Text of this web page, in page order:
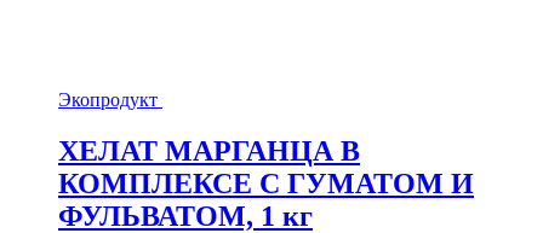
Экопродукт
ХЕЛАТ МАРГАНЦА В
КОМПЛЕКСЕ С ГУМАТОМ И
ФУЛЬВАТОМ, 1 кг